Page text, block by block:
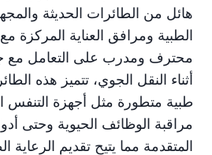
هائل من الطائرات الحديثة
الطبية ومرافق العناية
محترف ومدرب على التعامل مع
أثناء النقل الجوي، تتميز هذه
طبية متطورة مثل أجهزة التنفس
مراقبة الوظائف الحيوية وحتى
المتقدمة مما يتيح تقديم الرعاية